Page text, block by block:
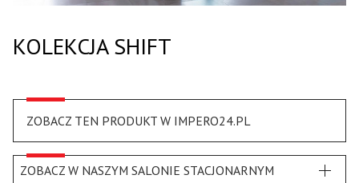
KOLEKCJA SHIFT
ZOBACZ TEN PRODUKT W IMPERO24.PL
ZOBACZ W NASZYM SALONIE STACJONARNYM